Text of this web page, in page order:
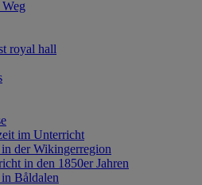
royal hall
im Unterricht
der Wikingerregion
in den 1850er Jahren
Båldalen